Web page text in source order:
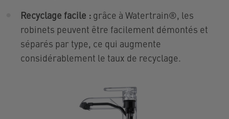
Recyclage facile : grâce à Watertrain®, les
robinets peuvent être facilement démontés et
séparés par type, ce qui augmente
considérablement le taux de recyclage.